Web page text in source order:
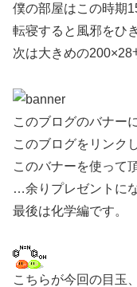
僕の部屋はこの時期
転寝すると風邪をひ
次は大きめの200×28
このブログのバナー
このブログをリンク
このバナーを使って
…余りプレゼントに
最後は化学編です。
こちらが今回の目玉、